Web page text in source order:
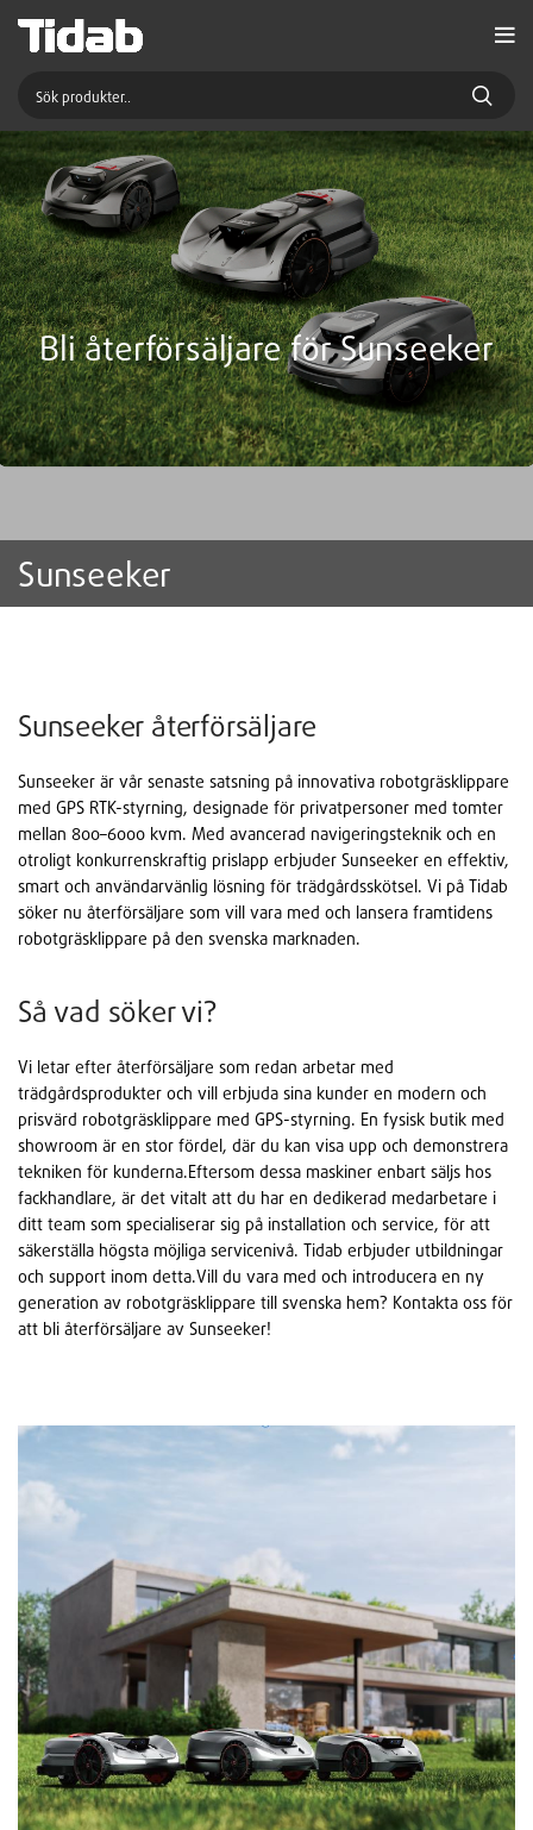
Bli återförsäljare för Sunseeker
Sunseeker
Sunseeker återförsäljare
Sunseeker är vår senaste satsning på innovativa robotgräsklippare
med GPS RTK-styrning, designade för privatpersoner med tomter
mellan 800–6000 kvm. Med avancerad navigeringsteknik och en
otroligt konkurrenskraftig prislapp erbjuder Sunseeker en effektiv,
smart och användarvänlig lösning för trädgårdsskötsel. Vi på Tidab
söker nu återförsäljare som vill vara med och lansera framtidens
robotgräsklippare på den svenska marknaden.
Så vad söker vi?
Vi letar efter återförsäljare som redan arbetar med
trädgårdsprodukter och vill erbjuda sina kunder en modern och
prisvärd robotgräsklippare med GPS-styrning. En fysisk butik med
showroom är en stor fördel, där du kan visa upp och demonstrera
tekniken för kunderna.Eftersom dessa maskiner enbart säljs hos
fackhandlare, är det vitalt att du har en dedikerad medarbetare i
ditt team som specialiserar sig på installation och service, för att
säkerställa högsta möjliga servicenivå. Tidab erbjuder utbildningar
och support inom detta.Vill du vara med och introducera en ny
generation av robotgräsklippare till svenska hem? Kontakta oss för
att bli återförsäljare av Sunseeker!